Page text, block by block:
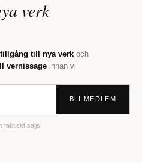
verk
till nya verk och
vernissage innan vi
BLI MEDLEM
faktiskt säljs.